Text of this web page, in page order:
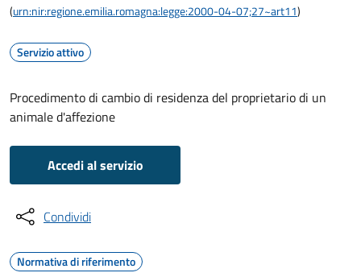
(urn:nir:regione.emilia.romagna:legge:2000-04-07;27~art11)
Servizio attivo
Procedimento di cambio di residenza del proprietario di un
animale d'affezione
Accedi al servizio
Condividi
Normativa di riferimento